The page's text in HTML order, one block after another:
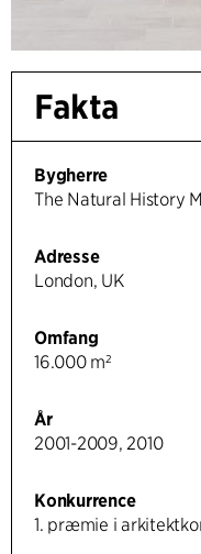
Fakta
Bygherre
The Natural History
Adresse
London, UK
Omfang
16.000 m²
År
2001-2009, 2010
Konkurrence
1. præmie i